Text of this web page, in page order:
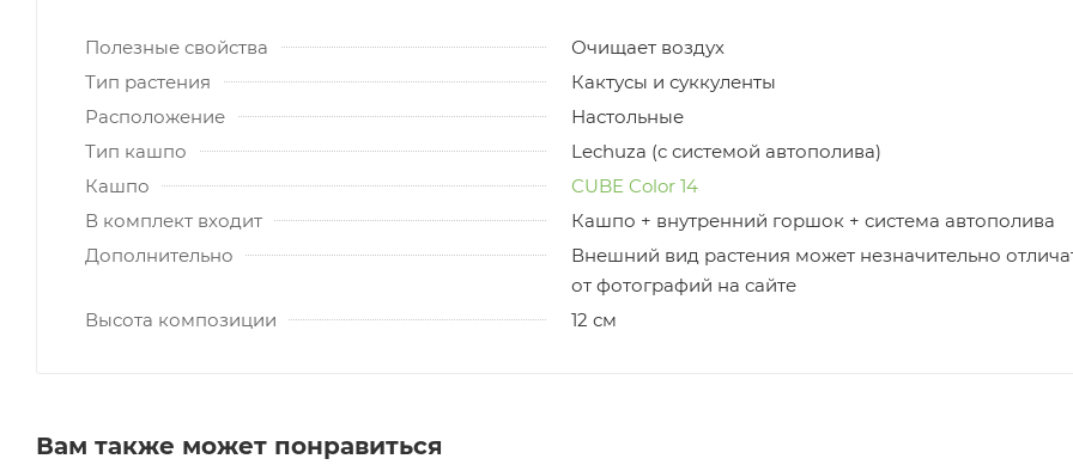
Полезные свойства
Очищает воздух
Тип растения
Кактусы и суккуленты
Расположение
Настольные
Тип кашпо
Lechuza (с системой автополива)
Кашпо
CUBE Color 14
В комплект входит
Кашпо + внутренний горшок + система автополива
Дополнительно
Внешний вид растения может незначительно
от фотографий на сайте
Высота композиции
12 см
Вам также может понравиться